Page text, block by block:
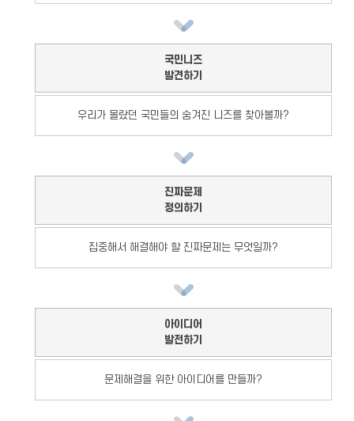
국민니즈
발견하기
우리가 몰랐던 국민들의 숨겨진 니즈를 찾아볼까?
진짜문제
정의하기
집중해서 해결해야 할 진짜문제는 무엇일까?
아이디어
발전하기
문제해결을 위한 아이디어를 만들까?